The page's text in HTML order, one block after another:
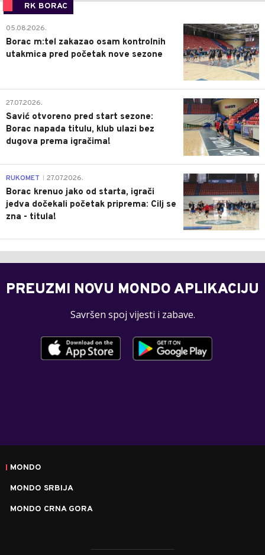
RK BORAC
0
05.08.2026.
Borac m:tel zakazao osam kontrolnih
utakmica pred početak nove sezone
0
27.07.2026.
Savić otvoreno pred start sezone:
Borac napada titulu, klub ulazi bez
dugova prema igračima!
0
RUKOMET 27.07.2026.
Borac krenuo jako od starta, igrači
jedva dočekali početak priprema: Cilj se
zna - titula!
PREUZMI NOVU MONDO APLIKACIJU
Savršen spoj vijesti i zabave.
MONDO
MONDO SRBIJA
MONDO CRNA GORA